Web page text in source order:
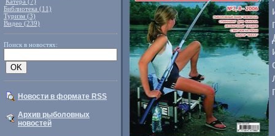
Библиотека (11)
Туризм (3)
Видео (239)
Поиск в новостях:
Новости в формате RSS
Архив рыболовных
новостей